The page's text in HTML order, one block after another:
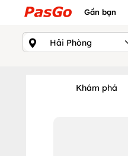
Gần bạn
Khám phá